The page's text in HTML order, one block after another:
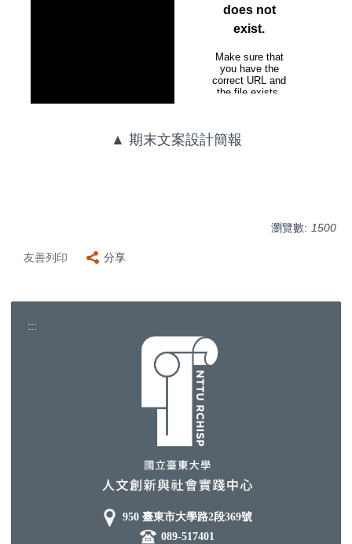
▲ 期末文案設計簡報
瀏覽數: 1500
友善列印 分享
:::
950 臺東市大學路2段369號
089-517401